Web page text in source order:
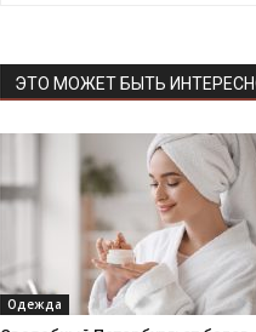
ЭТО МОЖЕТ БЫТЬ
Одежда